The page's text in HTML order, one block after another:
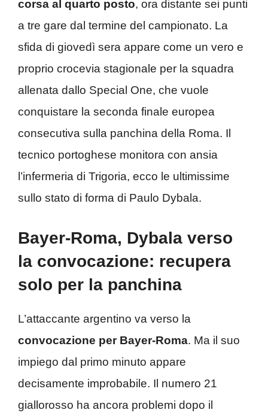
corsa al quarto posto, ora distante sei punti
a tre gare dal termine del campionato. La
sfida di giovedì sera appare come un vero e
proprio crocevia stagionale per la squadra
allenata dallo Special One, che vuole
conquistare la seconda finale europea
consecutiva sulla panchina della Roma. Il
tecnico portoghese monitora con ansia
l’infermeria di Trigoria, ecco le ultimissime
sullo stato di forma di Paulo Dybala.
Bayer-Roma, Dybala verso
la convocazione: recupera
solo per la panchina
L’attaccante argentino va verso la
convocazione per Bayer-Roma. Ma il suo
impiego dal primo minuto appare
decisamente improbabile. Il numero 21
giallorosso ha ancora problemi dopo il